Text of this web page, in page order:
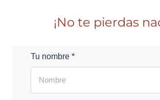
¡No te pierdas
Tu nombre *